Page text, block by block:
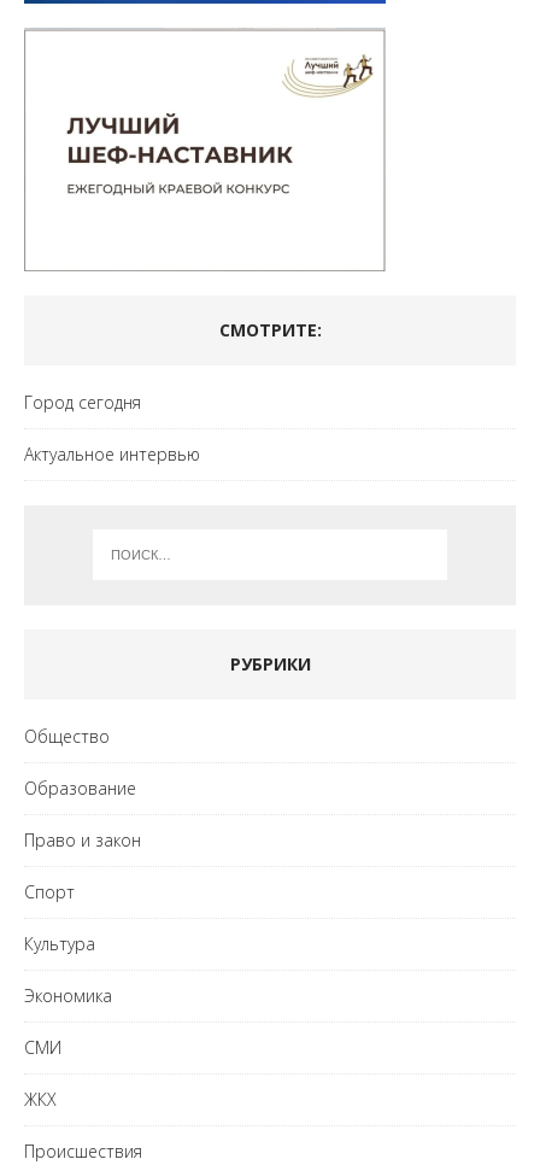
СМОТРИТЕ:
Город сегодня
Актуальное интервью
РУБРИКИ
Общество
Образование
Право и закон
Спорт
Культура
Экономика
СМИ
ЖКХ
Происшествия